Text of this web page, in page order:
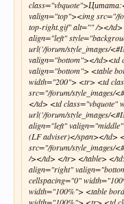
valign="top"><img src="/
top-right.gif" alt="" /></
align="left"
url('/forum/style_images/
valign="bottom"></td><td
valign="bottom"> <table
width="200"> <tr> <td
src="/forum/style_images/
</td> <td class="vbquote"
url('/forum/style_images/
align="left"
(LF adviser)</span></td>
src="/forum/style_images/
/></td> </tr> </table> </
align="right"
cellspacing="0"
width="100%"> <table